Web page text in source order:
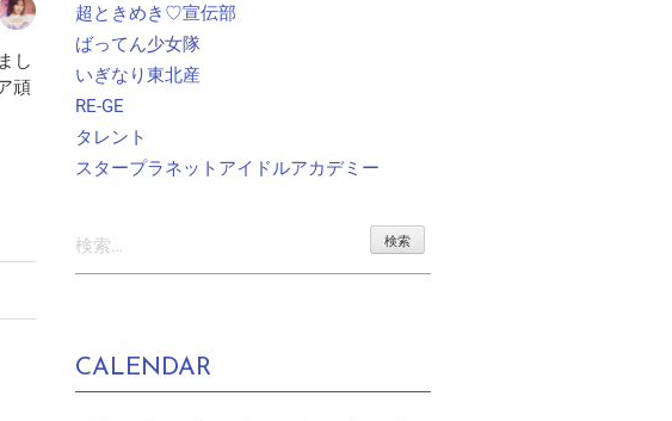
し
頑
超ときめき♡宣伝部
ばってん少女隊
いぎなり東北産
RE-GE
タレント
スタープラネットアイドルアカデミー
索:
CALENDAR